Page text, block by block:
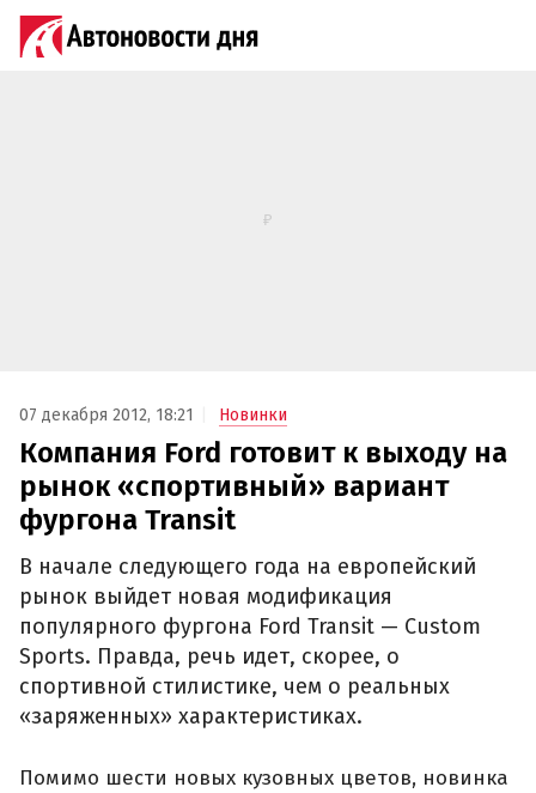
07 декабря 2012, 18:21 Новинки
Компания Ford готовит к выходу на
рынок «спортивный» вариант
фургона Transit
В начале следующего года на европейский
рынок выйдет новая модификация
популярного фургона Ford Transit — Custom
Sports. Правда, речь идет, скорее, о
спортивной стилистике, чем о реальных
«заряженных» характеристиках.
Помимо шести новых кузовных цветов, новинка